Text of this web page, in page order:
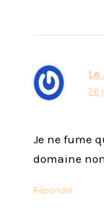
Le
26
Je ne fume
domaine
Répondre